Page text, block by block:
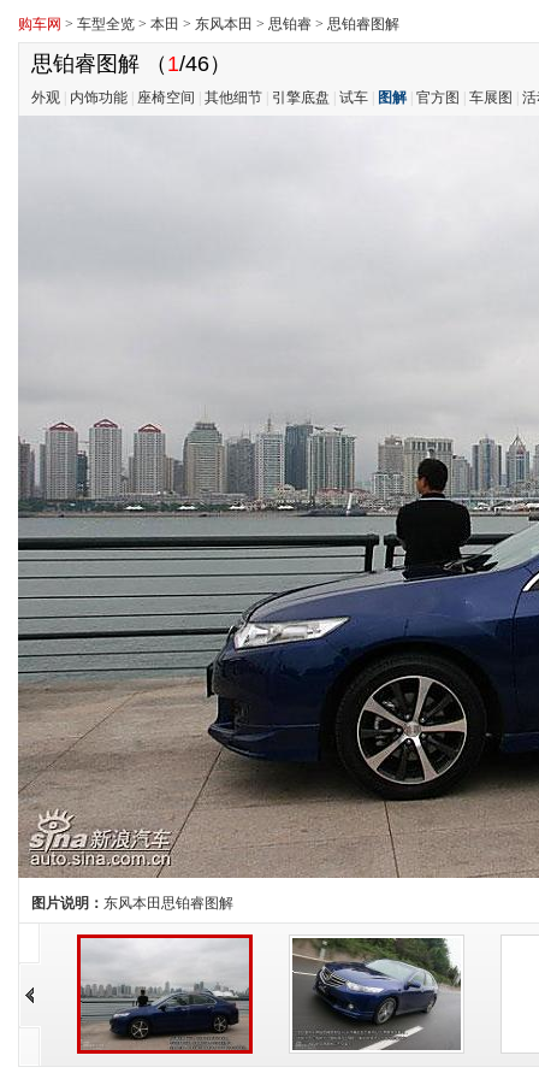
购车网 > 车型全览 > 本田 > 东风本田 > 思铂睿 > 思铂睿图解
思铂睿图解 （ 1/46）
外观 内饰功能 座椅空间 其他细节 引擎底盘 试车 图解 官方图 车展图
图片说明： 东风本田思铂睿图解